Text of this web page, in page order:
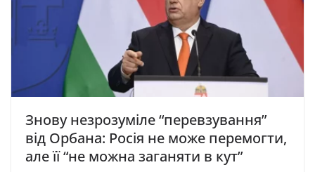
Знову незрозуміле “перевзування”
від Орбана: Росія не може перемогти,
але її “не можна заганяти в кут”